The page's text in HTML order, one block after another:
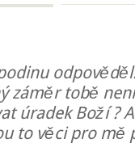
záměr tobě
úradek Boží ?
to věci pro mě